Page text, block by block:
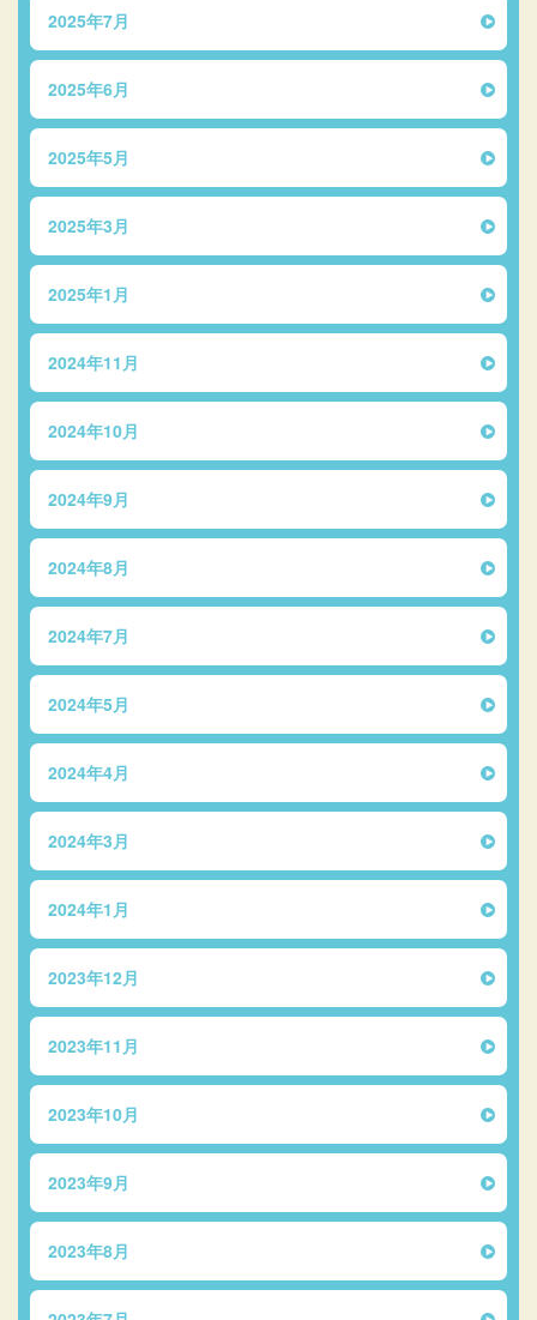
2025年7月
2025年6月
2025年5月
2025年3月
2025年1月
2024年11月
2024年10月
2024年9月
2024年8月
2024年7月
2024年5月
2024年4月
2024年3月
2024年1月
2023年12月
2023年11月
2023年10月
2023年9月
2023年8月